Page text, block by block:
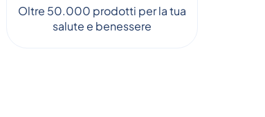
Oltre 50.000 prodotti per la tua
salute e benessere